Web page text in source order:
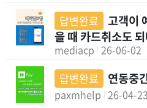
답변완료
고객이
을 때 카드취소도
mediacp 26-06-02
답변완료 연동중
paxmhelp 26-04-23